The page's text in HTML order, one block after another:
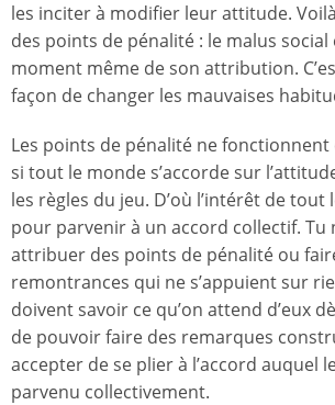
les inciter à modifier leur attitude.
des points de pénalité : le malus
moment même de son attribution.
façon de changer les mauvaises
Les points de pénalité ne
si tout le monde s’accorde sur
les règles du jeu. D’où l’intérêt de
pour parvenir à un accord collectif. Tu
attribuer des points de pénalité ou
remontrances qui ne s’appuient sur
doivent savoir ce qu’on attend d’eux
de pouvoir faire des remarques
accepter de se plier à l’accord auquel
parvenu collectivement.